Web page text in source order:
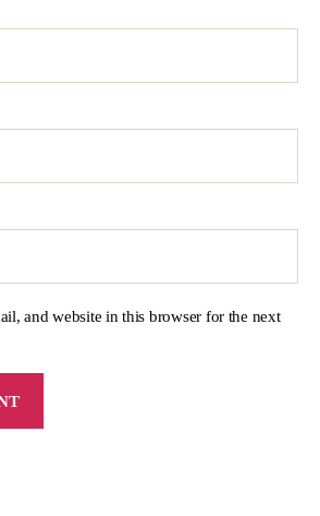
and website in this browser for the next